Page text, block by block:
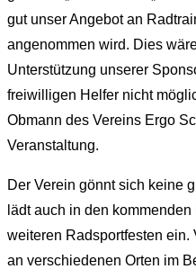
gut unser Angebot an
angenommen wird. Dies
Unterstützung unserer
freiwilligen Helfer nicht
Obmann des Vereins Ergo
Veranstaltung.
Der Verein gönnt sich keine
lädt auch in den
weiteren Radsportfesten ein.
an verschiedenen Orten im